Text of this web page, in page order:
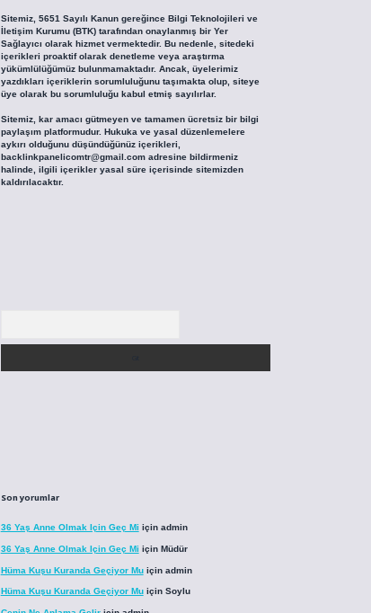
Sitemiz, 5651 Sayılı Kanun gereğince Bilgi Teknolojileri ve
İletişim Kurumu (BTK) tarafından onaylanmış bir Yer
Sağlayıcı olarak hizmet vermektedir. Bu nedenle, sitedeki
içerikleri proaktif olarak denetleme veya araştırma
yükümlülüğümüz bulunmamaktadır. Ancak, üyelerimiz
yazdıkları içeriklerin sorumluluğunu taşımakta olup, siteye
üye olarak bu sorumluluğu kabul etmiş sayılırlar.
Sitemiz, kar amacı gütmeyen ve tamamen ücretsiz bir bilgi
paylaşım platformudur. Hukuka ve yasal düzenlemelere
aykırı olduğunu düşündüğünüz içerikleri,
backlinkpanelicomtr@gmail.comadresine bildirmeniz
halinde, ilgili içerikler yasal süre içerisinde sitemizden
kaldırılacaktır.
Son yorumlar
36 Yaş Anne Olmak Için Geç Mi için admin
36 Yaş Anne Olmak Için Geç Mi için Müdür
Hüma Kuşu Kuranda Geçiyor Muiçin admin
Hüma Kuşu Kuranda Geçiyor Muiçin Soylu